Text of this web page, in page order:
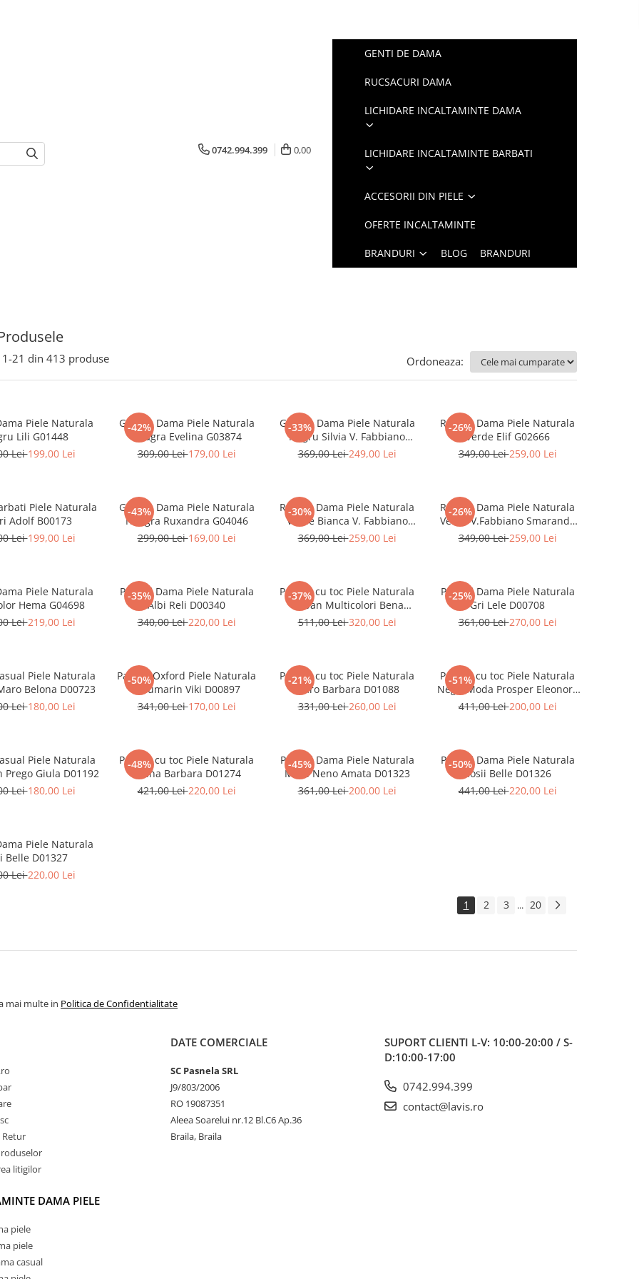
0742.994.399 0,00
GENTI DE DAMA
RUCSACURI DAMA
LICHIDARE INCALTAMINTE DAMA
LICHIDARE INCALTAMINTE BARBATI
ACCESORII DIN PIELE
OFERTE INCALTAMINTE
BRANDURI BLOG BRANDURI
1-21 din 413 produse Ordoneaza:
Piele Naturala
Lili G01448
Lei199,00 Lei
-42%
Geanta Dama Piele Naturala
Neagra Evelina G03874
309,00 Lei179,00 Lei
-33%
Geanta Dama Piele Naturala
Negru Silvia V. Fabbiano
G04424
369,00 Lei249,00 Lei
-26%
Rucsac Dama Piele Naturala
Verde Elif G02666
349,00 Lei259,00 Lei
Piele Naturala
Adolf B00173
Lei199,00 Lei
-43%
Geanta Dama Piele Naturala
Neagra Ruxandra G04046
299,00 Lei169,00 Lei
-30%
Rucsac Dama Piele Naturala
Verde Bianca V. Fabbiano
G04415
369,00 Lei259,00 Lei
-26%
Rucsac Dama Piele Naturala
Verde V.Fabbiano Smaranda
G04425
349,00 Lei259,00 Lei
Piele Naturala
Hema G04698
Lei219,00 Lei
-35%
Pantofi Dama Piele Naturala
Albi Reli D00340
340,00 Lei220,00 Lei
-37%
Pantofi cu toc Piele Naturala
Guban Multicolori Bena
D00646
511,00 Lei320,00 Lei
-25%
Pantofi Dama Piele Naturala
Gri Lele D00708
361,00 Lei270,00 Lei
Piele Naturala
Belona D00723
Lei180,00 Lei
-50%
Pantofi Oxford Piele Naturala
Bleumarin Viki D00897
341,00 Lei170,00 Lei
-21%
Pantofi cu toc Piele Naturala
Maro Barbara D01088
331,00 Lei260,00 Lei
-51%
Pantofi cu toc Piele Naturala
Negri Moda Prosper Eleonore
D01107
411,00 Lei200,00 Lei
Piele Naturala
Prego Giula D01192
Lei180,00 Lei
-48%
Pantofi cu toc Piele Naturala
Grena Barbara D01274
421,00 Lei220,00 Lei
-45%
Pantofi Dama Piele Naturala
Maro Neno Amata D01323
361,00 Lei200,00 Lei
-50%
Pantofi Dama Piele Naturala
Rosii Belle D01326
441,00 Lei220,00 Lei
Piele Naturala
Belle D01327
Lei220,00 Lei
1 2 3 ... 20
mai multe in Politica de Confidentialitate
Retur
litigilor
DAMA PIELE
piele
piele
casual
DATE COMERCIALE
SC Pasnela SRL
J9/803/2006
RO 19087351
Aleea Soarelui nr.12 Bl.C6 Ap.36
Braila, Braila
SUPORT CLIENTI L-V: 10:00-20:00 / S-
D:10:00-17:00
0742.994.399
contact@lavis.ro